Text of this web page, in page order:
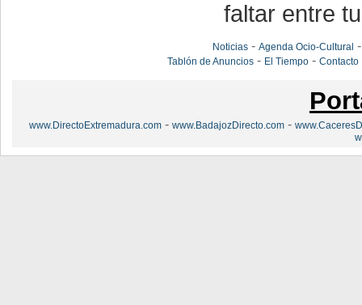
faltar entre
Noticias -Agenda Ocio-Cultural
Tablón de Anuncios - El Tiempo -Contacto
www.DirectoExtremadura.com - www.BadajozDirecto.com -